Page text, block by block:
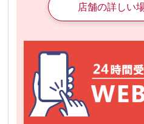
店舗の詳しい